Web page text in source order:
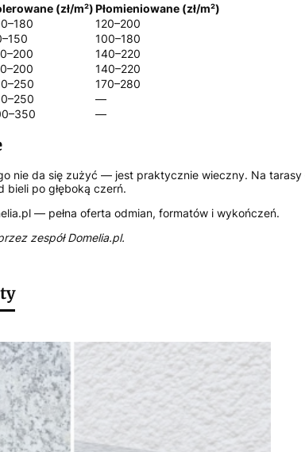
(zł/m²)Płomieniowane (zł/m²)
120–200
100–180
140–220
140–220
170–280
—
—
nie da się zużyć — jest praktycznie wieczny. Na
bieli po głęboką czerń.
— pełna oferta odmian, formatów i wykończeń.
zespół Domelia.pl.